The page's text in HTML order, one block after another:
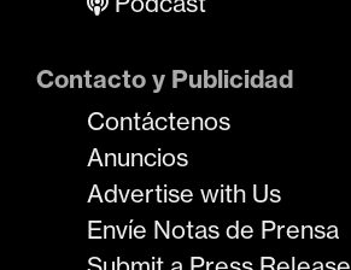
Contacto y Publicidad
Contáctenos
Anuncios
Advertise with Us
Envíe Notas de Prensa